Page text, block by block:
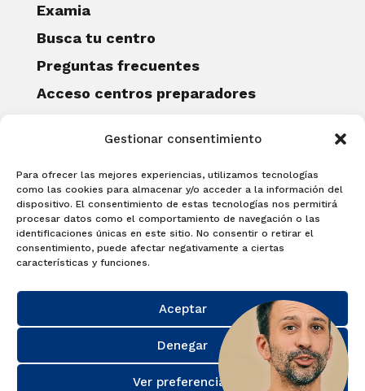
Gestionar consentimiento
Para ofrecer las mejores experiencias, utilizamos tecnologías
como las cookies para almacenar y/o acceder a la información del
dispositivo. El consentimiento de estas tecnologías nos permitirá
procesar datos como el comportamiento de navegación o las
identificaciones únicas en este sitio. No consentir o retirar el
consentimiento, puede afectar negativamente a ciertas
características y funciones.
Aceptar
Denegar
Ver preferencias
Examia
Busca tu centro
Preguntas frecuentes
Acceso centros preparadores
Becas Examia
Contacto
CERTIFICACIONES
Linguaskill
Cambridge English Qualifications
EXAMÍNATE
Matricúlate con nosotros y obtén tu